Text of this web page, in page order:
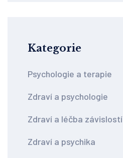
Kategorie
Psychologie a terapie
Zdraví a psychologie
Zdraví a léčba závislostí
Zdraví a psychika